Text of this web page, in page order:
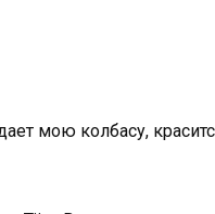
мою колбасу,